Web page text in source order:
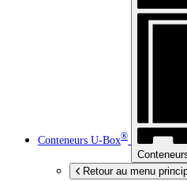
Conteneurs U-Box®
Retour au menu